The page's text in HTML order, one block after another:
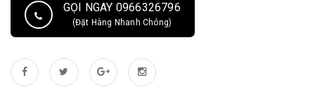
GỌI NGAY 0966326796
(Đặt Hàng Nhanh Chóng)